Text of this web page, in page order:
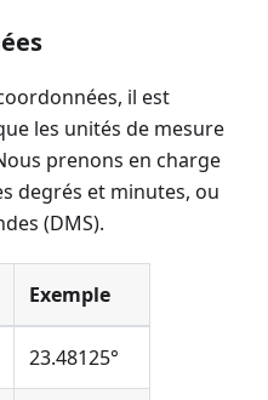
il est
les unités de mesure
prenons en charge
degrés et minutes, ou
(DMS).
Exemple
23.48125°